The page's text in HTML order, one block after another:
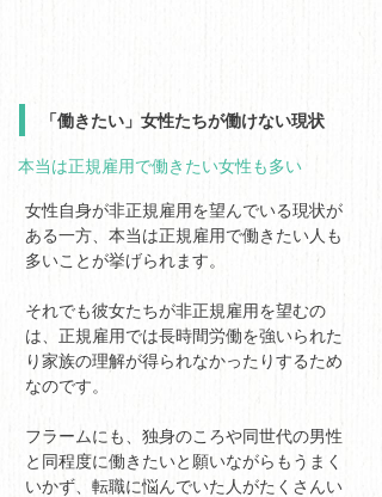
「働きたい」女性たちが働けない現状
本当は正規雇用で働きたい女性も多い
女性自身が非正規雇用を望んでいる現状が
ある一方、本当は正規雇用で働きたい人も
多いことが挙げられます。
それでも彼女たちが非正規雇用を望むの
は、正規雇用では長時間労働を強いられた
り家族の理解が得られなかったりするため
なのです。
フラームにも、独身のころや同世代の男性
と同程度に働きたいと願いながらもうまく
いかず、転職に悩んでいた人がたくさんい